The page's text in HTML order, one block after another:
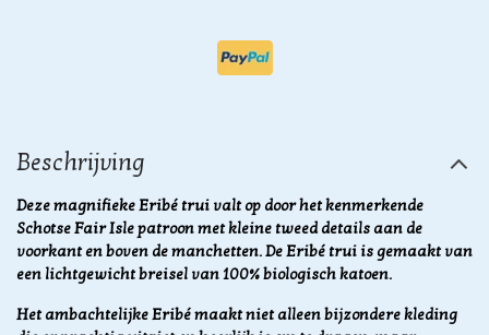
Beschrijving
Deze magnifieke Eribé trui valt op door het kenmerkende
Schotse Fair Isle patroon met kleine tweed details aan de
voorkant en boven de manchetten. De Eribé trui is gemaakt van
een lichtgewicht breisel van 100% biologisch katoen.
Het ambachtelijke Eribé maakt niet alleen bijzondere kleding